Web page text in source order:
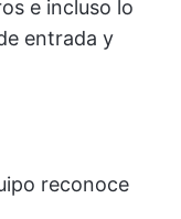
e incluso lo
entrada y
reconoce